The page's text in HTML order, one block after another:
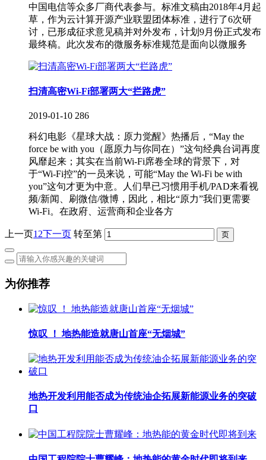
中国电信等众多厂商代表参与。标准文稿由2018年4月起
草，作为云计算开源产业联盟团体标准，进行了6次研
讨，已形成征求意见稿并对外发布，计划9月份正式发布
最终稿。此次发布的微服务标准规范是面向以微服务
扫清高密Wi-Fi部署两大“拦路虎”
2019-01-10 286
科幻电影《星球大战：原力觉醒》热播后，“May the
force be with you（愿原力与你同在）”这句经典台词再度
风靡起来；其实在当前Wi-Fi席卷全球的背景下，对
于“Wi-Fi控”的一员来说，可能“May the Wi-Fi be with
you”这句才更为中意。人们早已习惯用手机/PAD来看视
频/新闻、刷微信/微博，因此，相比“原力”我们更需要
Wi-Fi。在政府、运营商和企业各方
上一页1 2下一页 转至第
为你推荐
惊叹 ！ 地热能造就唐山首座“无烟城”
地热开发利用能否成为传统油企拓展新能源业务的突破
口